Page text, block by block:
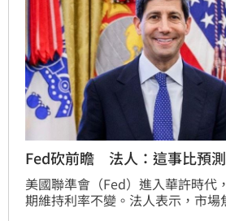
Fed砍前瞻 法人：這事比預
美國聯準會（Fed）進入華許時代
期維持利率不變。法人表示，市場